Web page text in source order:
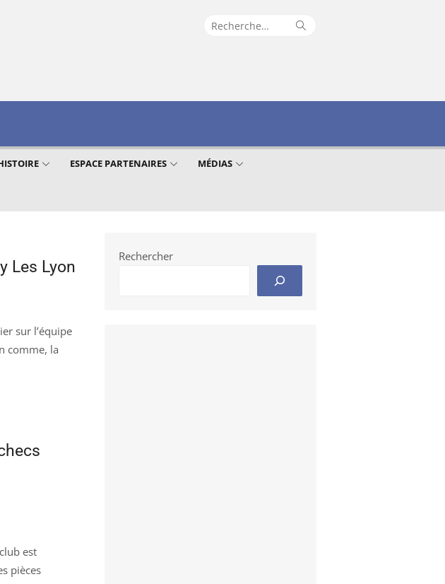
Recherche
Rechercher
ESPACE PARTENAIRES MÉDIAS
Les Lyon
sur l’équipe
comme, la
est
pièces
Rechercher